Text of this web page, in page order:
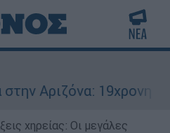
Αριζόνα: 19χρονη
χηρείας: Οι μεγάλες